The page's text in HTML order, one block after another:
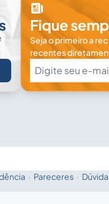
Fique
Seja o primeiro a
recentes
· Pareceres ·